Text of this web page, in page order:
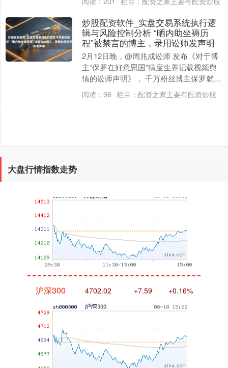
谈发布售卖....
炒股配资软件_实盘交易系统执行逻
辑与风险控制分析 “晒内助坐褥历
程”被禁言的博主，录用讼师发声明
2月12日晚，@周兆成讼师 发布《对于博
主“保罗在好意思国”猜度生养记载视频舆
情的讼师声明》， 千万粉丝博主保罗就生
养记载视频舆情及质疑讲演： 承认实践范
例研究....
阅读： 96 栏目： 配资之家主要有配资炒股
大盘行情指数走势
上证综指 3966.59 +26.56 +0.67%
深证成指
沪深300 4702.02 +7.59 +0.16%